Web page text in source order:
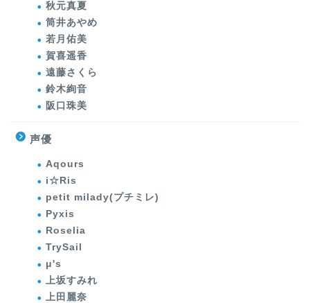
秋元真夏
筒井あやめ
若月佑美
賀喜遥香
遠藤さくら
鈴木絢音
阪口珠美
声優
Aqours
i☆Ris
petit milady(プチミレ)
Pyxis
Roselia
TrySail
μ's
上坂すみれ
上田麗奈